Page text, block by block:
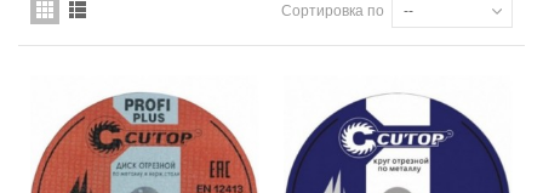
Сортировка по --